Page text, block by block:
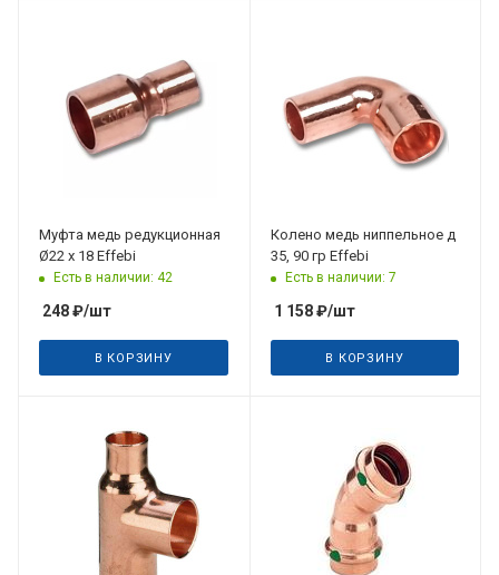
Муфта медь редукционная
Ø22 х 18 Effebi
Есть в наличии: 42
248₽/шт
В КОРЗИНУ
Колено медь ниппельное д
35, 90 гр Effebi
Есть в наличии: 7
1 158₽/шт
В КОРЗИНУ